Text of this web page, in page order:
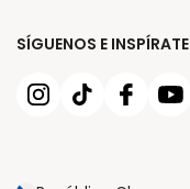
SÍGUENOS E INSPÍRATE